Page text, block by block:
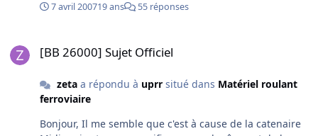
Allier) 7-Ton poids? oula - 94kg 8-La couleur de tes yeux?
Internet? Chez mes parents 12-La marque de ta voiture
velo de ballade 14-Ton plat préféré? paté à la patate 15-
Ta boisson préférée? eau et Vodka 16-Ta couleur
préférée? Orange (Voir RTG) 17-Ton odeur préférée? un
bon diesel fumant 18-As tu des annimaux? un chien 19-
7 avril 200719 ans 55 réponses
[BB 26000] Sujet Officiel
zetaa répondu à uprrsitué dans Matériel roulant
ferroviaire
Bonjour, Il me semble que c'est à cause de la catenaire